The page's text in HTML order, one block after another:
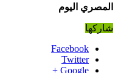
المصري اليوم
شاركها
Facebook
Twitter
Google +